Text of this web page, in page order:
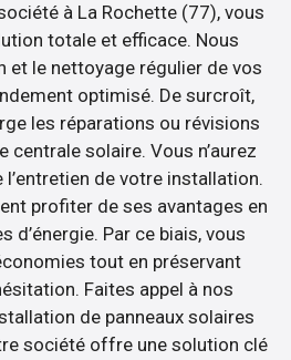
à La Rochette (77), vous
totale et efficace. Nous
et le nettoyage régulier de vos
optimisé. De surcroît,
les réparations ou révisions
centrale solaire. Vous n’aurez
l’entretien de votre installation.
profiter de ses avantages en
d’énergie. Par ce biais, vous
tout en préservant
Faites appel à nos
de panneaux solaires
société offre une solution clé